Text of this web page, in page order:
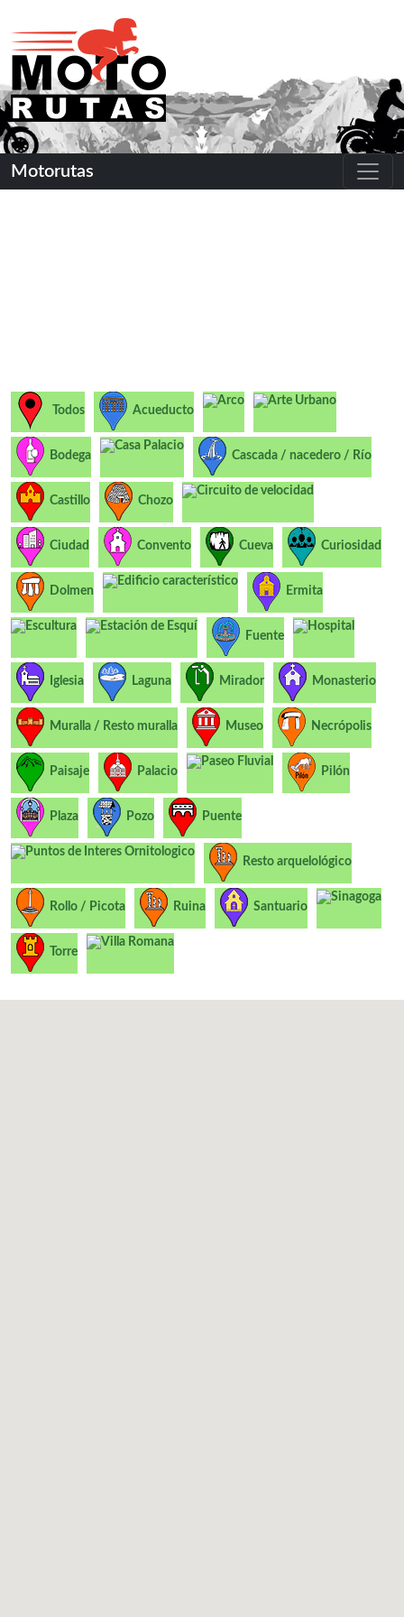
Motorutas
Todos Acueducto
Arco Arte Urbano
Bodega
Casa Palacio
Cascada / nacedero / Río
Castillo Chozo
Circuito de velocidad
Ciudad Convento Cueva Curiosidad
Dolmen
Edificio característico
Ermita
Escultura Estación de Esquí
Fuente
Hospital
Iglesia Laguna Mirador Monasterio
Muralla / Resto muralla Museo Necrópolis
Paisaje Palacio
Paseo Fluvial
Pilón
Plaza Pozo Puente
Puntos de Interes Ornitologico
Resto arquelológico
Rollo / Picota Ruina Santuario
Sinagoga
Torre
Villa Romana